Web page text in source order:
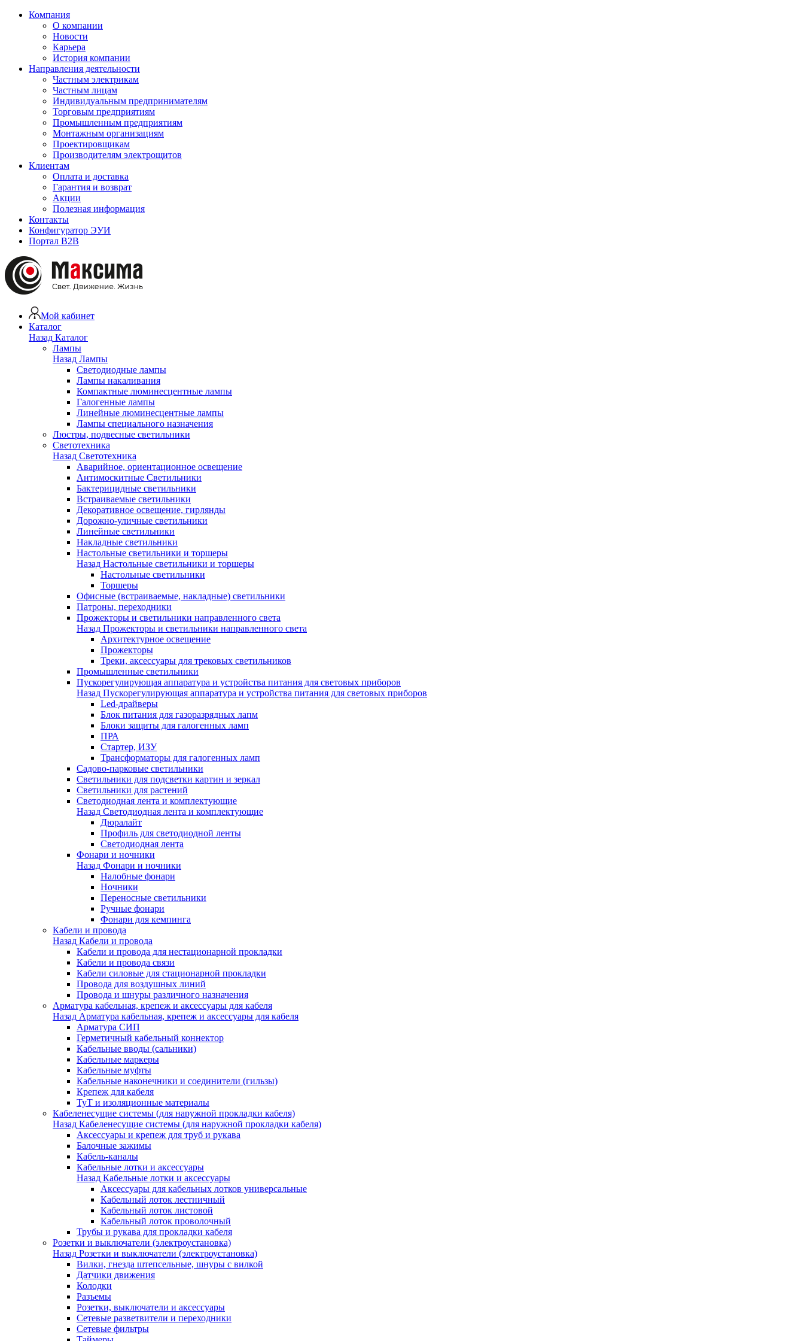
Компания
О компании
Новости
Карьера
История компании
Направления деятельности
Частным электрикам
Частным лицам
Индивидуальным предпринимателям
Торговым предприятиям
Промышленным предприятиям
Монтажным организациям
Проектировщикам
Производителям электрощитов
Клиентам
Оплата и доставка
Гарантия и возврат
Акции
Полезная информация
Контакты
Конфигуратор ЭУИ
Портал B2B
Мой кабинет
Каталог
Назад Каталог
Лампы
Назад Лампы
Светодиодные лампы
Лампы накаливания
Компактные люминесцентные лампы
Галогенные лампы
Линейные люминесцентные лампы
Лампы специального назначения
Люстры, подвесные светильники
Светотехника
Назад Светотехника
Аварийное, ориентационное освещение
Антимоскитные Светильники
Бактерицидные светильники
Встраиваемые светильники
Декоративное освещение, гирлянды
Дорожно-уличные светильники
Линейные светильники
Накладные светильники
Настольные светильники и торшеры
Назад Настольные светильники и торшеры
Настольные светильники
Торшеры
Офисные (встраиваемые, накладные) светильники
Патроны, переходники
Прожекторы и светильники направленного света
Назад Прожекторы и светильники направленного света
Архитектурное освещение
Прожекторы
Треки, аксессуары для трековых светильников
Промышленные светильники
Пускорегулирующая аппаратура и устройства питания для световых приборов
Назад Пускорегулирующая аппаратура и устройства питания для световых приборов
Led-драйверы
Блок питания для газоразрядных лапм
Блоки защиты для галогенных ламп
ПРА
Стартер, ИЗУ
Трансформаторы для галогенных ламп
Садово-парковые светильники
Светильники для подсветки картин и зеркал
Светильники для растений
Светодиодная лента и комплектующие
Назад Светодиодная лента и комплектующие
Дюралайт
Профиль для светодиодной ленты
Светодиодная лента
Фонари и ночники
Назад Фонари и ночники
Налобные фонари
Ночники
Переносные светильники
Ручные фонари
Фонари для кемпинга
Кабели и провода
Назад Кабели и провода
Кабели и провода для нестационарной прокладки
Кабели и провода связи
Кабели силовые для стационарной прокладки
Провода для воздушных линий
Провода и шнуры различного назначения
Арматура кабельная, крепеж и аксессуары для кабеля
Назад Арматура кабельная, крепеж и аксессуары для кабеля
Арматура СИП
Герметичный кабельный коннектор
Кабельные вводы (сальники)
Кабельные маркеры
Кабельные муфты
Кабельные наконечники и соединители (гильзы)
Крепеж для кабеля
ТуТ и изоляционные материалы
Кабеленесущие системы (для наружной прокладки кабеля)
Назад Кабеленесущие системы (для наружной прокладки кабеля)
Аксессуары и крепеж для труб и рукава
Балочные зажимы
Кабель-каналы
Кабельные лотки и аксессуары
Назад Кабельные лотки и аксессуары
Аксессуары для кабельных лотков универсальные
Кабельный лоток лестничный
Кабельный лоток листовой
Кабельный лоток проволочный
Трубы и рукава для прокладки кабеля
Розетки и выключатели (электроустановка)
Назад Розетки и выключатели (электроустановка)
Вилки, гнезда штепсельные, шнуры с вилкой
Датчики движения
Колодки
Разъемы
Розетки, выключатели и аксессуары
Сетевые разветвители и переходники
Сетевые фильтры